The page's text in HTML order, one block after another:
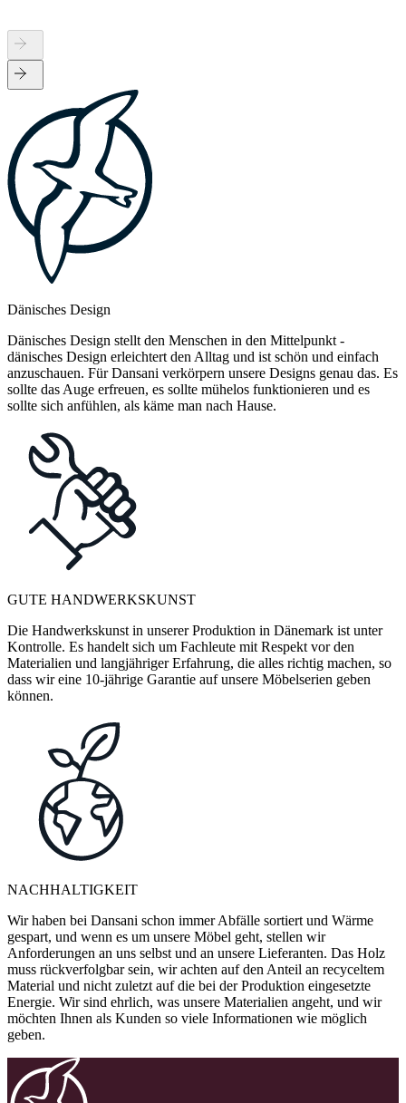
Dänisches Design
Dänisches Design stellt den Menschen in den Mittelpunkt -
dänisches Design erleichtert den Alltag und ist schön und einfach
anzuschauen. Für Dansani verkörpern unsere Designs genau das. Es
sollte das Auge erfreuen, es sollte mühelos funktionieren und es
sollte sich anfühlen, als käme man nach Hause.
GUTE HANDWERKSKUNST
Die Handwerkskunst in unserer Produktion in Dänemark ist unter
Kontrolle. Es handelt sich um Fachleute mit Respekt vor den
Materialien und langjähriger Erfahrung, die alles richtig machen, so
dass wir eine 10-jährige Garantie auf unsere Möbelserien geben
können.
NACHHALTIGKEIT
Wir haben bei Dansani schon immer Abfälle sortiert und Wärme
gespart, und wenn es um unsere Möbel geht, stellen wir
Anforderungen an uns selbst und an unsere Lieferanten. Das Holz
muss rückverfolgbar sein, wir achten auf den Anteil an recyceltem
Material und nicht zuletzt auf die bei der Produktion eingesetzte
Energie. Wir sind ehrlich, was unsere Materialien angeht, und wir
möchten Ihnen als Kunden so viele Informationen wie möglich
geben.